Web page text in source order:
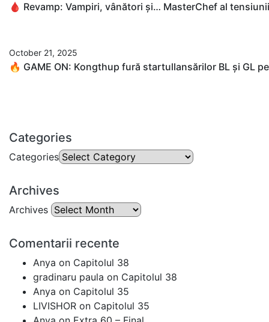
🩸 Revamp: Vampiri, vânători și… MasterChef al
October 21, 2025
🔥 GAME ON: Kongthup fură startullansărilor BL și GL
Categories
Categories
Archives
Archives
Comentarii recente
Anya on Capitolul 38
gradinaru paula on Capitolul 38
Anya on Capitolul 35
LIVISHOR on Capitolul 35